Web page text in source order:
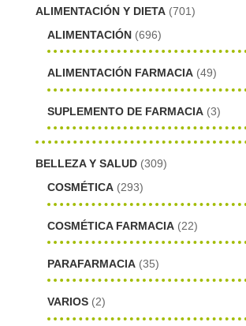
ALIMENTACIÓN Y DIETA (701)
ALIMENTACIÓN (696)
ALIMENTACIÓN FARMACIA (49)
SUPLEMENTO DE FARMACIA (3)
BELLEZA Y SALUD (309)
COSMÉTICA (293)
COSMÉTICA FARMACIA (22)
PARAFARMACIA (35)
VARIOS (2)